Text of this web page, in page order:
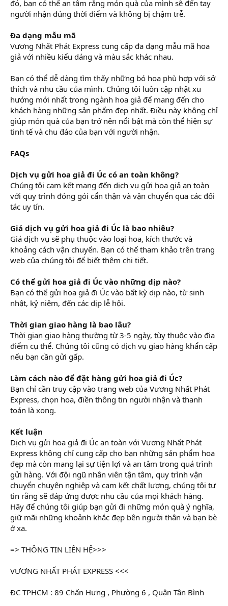
đó, bạn có thể an tâm rằng món quà của mình sẽ đến tay
người nhận đúng thời điểm và không bị chậm trễ.
Đa dạng mẫu mã
Vương Nhất Phát Express cung cấp đa dạng mẫu mã hoa
giả với nhiều kiểu dáng và màu sắc khác nhau.
Bạn có thể dễ dàng tìm thấy những bó hoa phù hợp với sở
thích và nhu cầu của mình. Chúng tôi luôn cập nhật xu
hướng mới nhất trong ngành hoa giả để mang đến cho
khách hàng những sản phẩm đẹp nhất. Điều này không chỉ
giúp món quà của bạn trở nên nổi bật mà còn thể hiện sự
tinh tế và chu đáo của bạn với người nhận.
FAQs
Dịch vụ gửi hoa giả đi Úc có an toàn không?
Chúng tôi cam kết mang đến dịch vụ gửi hoa giả an toàn
với quy trình đóng gói cẩn thận và vận chuyển qua các đối
tác uy tín.
Giá dịch vụ gửi hoa giả đi Úc là bao nhiêu?
Giá dịch vụ sẽ phụ thuộc vào loại hoa, kích thước và
khoảng cách vận chuyển. Bạn có thể tham khảo trên trang
web của chúng tôi để biết thêm chi tiết.
Có thể gửi hoa giả đi Úc vào những dịp nào?
Bạn có thể gửi hoa giả đi Úc vào bất kỳ dịp nào, từ sinh
nhật, kỷ niệm, đến các dịp lễ hội.
Thời gian giao hàng là bao lâu?
Thời gian giao hàng thường từ 3-5 ngày, tùy thuộc vào địa
điểm cụ thể. Chúng tôi cũng có dịch vụ giao hàng khẩn cấp
nếu bạn cần gửi gấp.
Làm cách nào để đặt hàng gửi hoa giả đi Úc?
Bạn chỉ cần truy cập vào trang web của Vương Nhất Phát
Express, chọn hoa, điền thông tin người nhận và thanh
toán là xong.
Kết luận
Dịch vụ gửi hoa giả đi Úc an toàn với Vương Nhất Phát
Express không chỉ cung cấp cho bạn những sản phẩm hoa
đẹp mà còn mang lại sự tiện lợi và an tâm trong quá trình
gửi hàng. Với đội ngũ nhân viên tận tâm, quy trình vận
chuyển chuyên nghiệp và cam kết chất lượng, chúng tôi tự
tin rằng sẽ đáp ứng được nhu cầu của mọi khách hàng.
Hãy để chúng tôi giúp bạn gửi đi những món quà ý nghĩa,
giữ mãi những khoảnh khắc đẹp bên người thân và bạn bè
ở xa.
=> THÔNG TIN LIÊN HỆ>>>
VƯƠNG NHẤT PHÁT EXPRESS <<<
ĐC TPHCM : 89 Chấn Hưng , Phường 6 , Quận Tân Bình